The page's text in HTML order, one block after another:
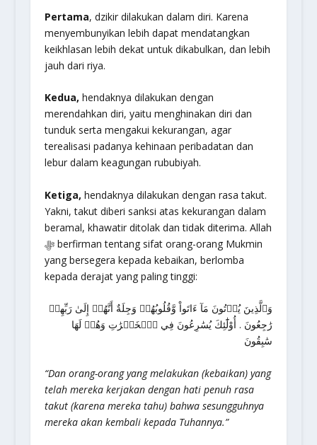
Pertama, dzikir dilakukan dalam diri. Karena
menyembunyikan lebih dapat mendatangkan
keikhlasan lebih dekat untuk dikabulkan, dan lebih
jauh dari riya.
Kedua, hendaknya dilakukan dengan
merendahkan diri, yaitu menghinakan diri dan
tunduk serta mengakui kekurangan, agar
terealisasi padanya kehinaan peribadatan dan
lebur dalam keagungan rububiyah.
Ketiga, hendaknya dilakukan dengan rasa takut.
Yakni, takut diberi sanksi atas kekurangan dalam
beramal, khawatir ditolak dan tidak diterima. Allah
ﷻ berfirman tentang sifat orang-orang Mukmin
yang bersegera kepada kebaikan, berlomba
kepada derajat yang paling tinggi:
وَٱلَّذِينَ يُؤۡتُونَ مَآ ءَاتَواْ وَّقُلُوبُهُمۡ وَجِلَةٌ أَنَّهُمۡ إِلَىٰ رَبِّهِمۡ
رَٰجِعُونَ . أُوْلَٰٓئِكَ يُسَٰرِعُونَ فِي ٱلۡخَيۡرَٰتِ وَهُمۡ لَهَا
سَٰبِقُونَ
“Dan orang-orang yang melakukan (kebaikan) yang
telah mereka kerjakan dengan hati penuh rasa
takut (karena mereka tahu) bahwa sesungguhnya
mereka akan kembali kepada Tuhannya.”